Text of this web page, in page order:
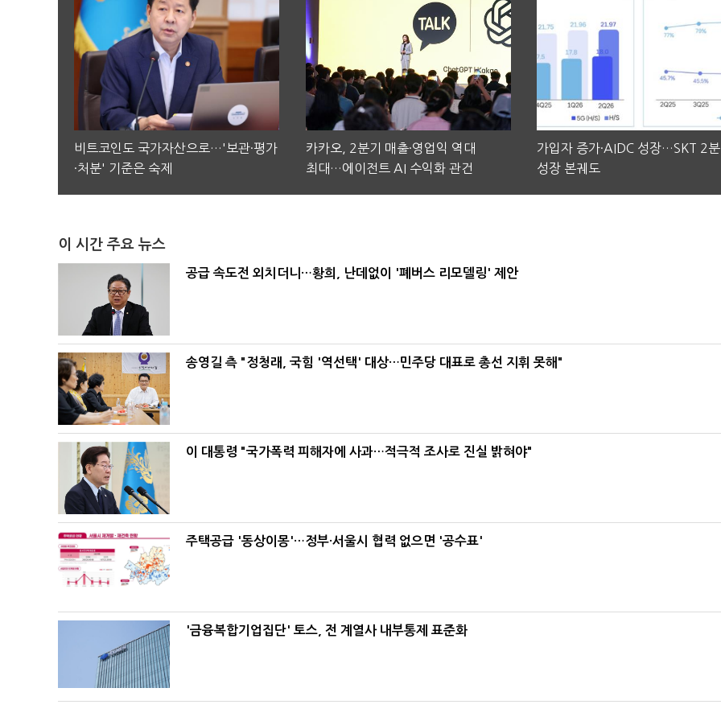
비트코인도 국가자산으로…'보관·평가
·처분' 기준은 숙제
카카오, 2분기 매출·영업익 역대
최대…에이전트 AI 수익화 관건
가입자 증가·AIDC 성장…SKT 2
성장 본궤도
이 시간 주요 뉴스
공급 속도전 외치더니…황희, 난데없이 '폐버스 리모델링' 제안
송영길 측 "정청래, 국힘 '역선택' 대상…민주당 대표로 총선 지휘 못해"
이 대통령 "국가폭력 피해자에 사과…적극적 조사로 진실 밝혀야"
주택공급 '동상이몽'…정부·서울시 협력 없으면 '공수표'
'금융복합기업집단' 토스, 전 계열사 내부통제 표준화